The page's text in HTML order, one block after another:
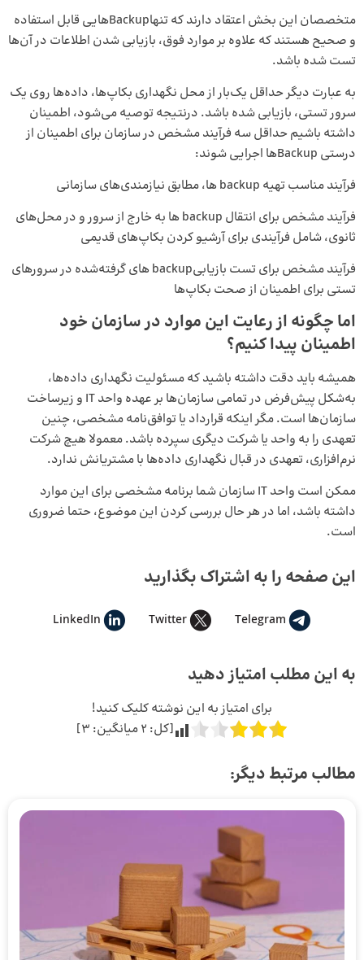
متخصصان این بخش اعتقاد دارند که تنها‌Backupهایی قابل استفاده
و صحیح هستند که علاوه بر موارد فوق، بازیابی شدن اطلاعات در آن‌ها
تست شده باشد.
به عبارت دیگر حداقل یک‌بار از محل نگهداری بکاپ‌ها، داده‌ها روی یک
سرور تستی، بازیابی شده باشد. درنتیجه توصیه می‌شود، اطمینان
داشته باشیم حداقل سه فرآیند مشخص در سازمان برای اطمینان از
درستی Backupها اجرایی شوند:
فرآیند مناسب تهیه backup ها، مطابق نیازمندی‌های سازمانی
فرآیند مشخص برای انتقال backup ها به خارج از سرور و در محل‌های
ثانوی، شامل فرآیندی برای آرشیو کردن بکاپ‌های قدیمی
فرآیند مشخص برای تست بازیابی‌backup های گرفته‌شده در سرورهای
تستی برای اطمینان از صحت بکاپ‌ها
اما چگونه از رعایت این موارد در سازمان خود
اطمینان پیدا کنیم؟
همیشه باید دقت داشته باشید که مسئولیت نگهداری داده‌ها،
به‌شکل پیش‌فرض در تمامی سازمان‌ها بر عهده واحد IT و زیرساخت
سازمان‌ها است. مگر اینکه قرارداد یا توافق‌نامه مشخصی، چنین
تعهدی را به واحد یا شرکت دیگری سپرده باشد. معمولا هیچ شرکت
نرم‌افزاری، تعهدی در قبال نگهداری داده‌ها با مشتریانش ندارد.
ممکن است واحد IT سازمان شما برنامه مشخصی برای این موارد
داشته باشد، اما در هر حال بررسی کردن این موضوع، حتما ضروری
است.
این صفحه را به اشتراک بگذارید
Telegram
Twitter
LinkedIn
به این مطلب امتیاز دهید
برای امتیاز به این نوشته کلیک کنید!
[کل: 2میانگین: 3
]
مطالب مرتبط دیگر: